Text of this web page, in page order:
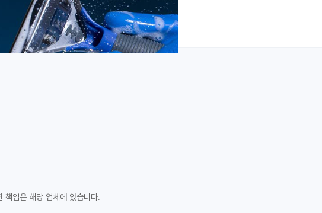
책임은 해당 업체에 있습니다.